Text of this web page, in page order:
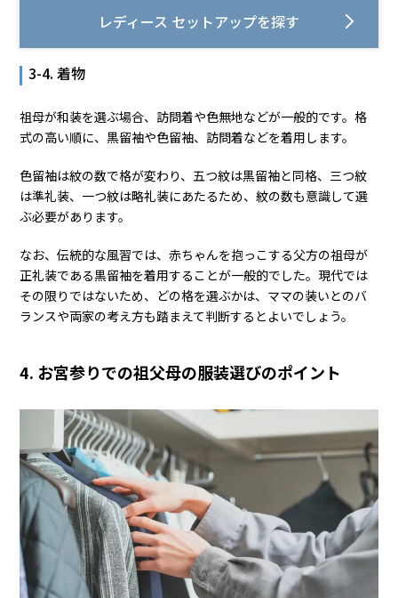
レディース セットアップを探す
3-4. 着物
祖母が和装を選ぶ場合、訪問着や色無地などが一般的です。格
式の高い順に、黒留袖や色留袖、訪問着などを着用します。
色留袖は紋の数で格が変わり、五つ紋は黒留袖と同格、三つ紋
は準礼装、一つ紋は略礼装にあたるため、紋の数も意識して選
ぶ必要があります。
なお、伝統的な風習では、赤ちゃんを抱っこする父方の祖母が
正礼装である黒留袖を着用することが一般的でした。現代では
その限りではないため、どの格を選ぶかは、ママの装いとのバ
ランスや両家の考え方も踏まえて判断するとよいでしょう。
4. お宮参りでの祖父母の服装選びのポイント